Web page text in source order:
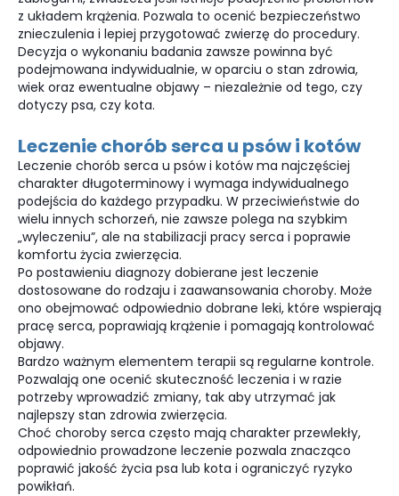
z układem krążenia. Pozwala to ocenić bezpieczeństwo
znieczulenia i lepiej przygotować zwierzę do procedury.
Decyzja o wykonaniu badania zawsze powinna być
podejmowana indywidualnie, w oparciu o stan zdrowia,
wiek oraz ewentualne objawy – niezależnie od tego, czy
dotyczy psa, czy kota.
Leczenie chorób serca u psów i kotów
Leczenie chorób serca u psów i kotów ma najczęściej
charakter długoterminowy i wymaga indywidualnego
podejścia do każdego przypadku. W przeciwieństwie do
wielu innych schorzeń, nie zawsze polega na szybkim
„wyleczeniu”, ale na stabilizacji pracy serca i poprawie
komfortu życia zwierzęcia.
Po postawieniu diagnozy dobierane jest leczenie
dostosowane do rodzaju i zaawansowania choroby. Może
ono obejmować odpowiednio dobrane leki, które wspierają
pracę serca, poprawiają krążenie i pomagają kontrolować
objawy.
Bardzo ważnym elementem terapii są regularne kontrole.
Pozwalają one ocenić skuteczność leczenia i w razie
potrzeby wprowadzić zmiany, tak aby utrzymać jak
najlepszy stan zdrowia zwierzęcia.
Choć choroby serca często mają charakter przewlekły,
odpowiednio prowadzone leczenie pozwala znacząco
poprawić jakość życia psa lub kota i ograniczyć ryzyko
powikłań.